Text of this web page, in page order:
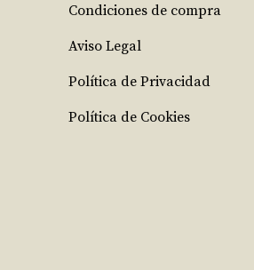
Condiciones de compra
Aviso Legal
Política de Privacidad
Política de Cookies